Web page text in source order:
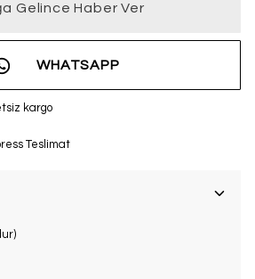
Gelince Haber Ver
WHATSAPP
kargo
Teslimat